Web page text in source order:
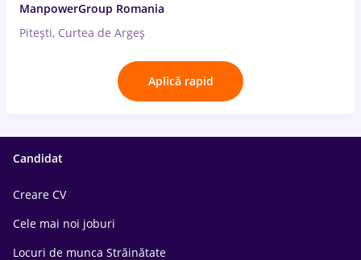
ManpowerGroup Romania
Pitești, Curtea de Argeș
Aplică rapid
Candidat
Creare CV
Cele mai noi joburi
Locuri de munca Străinătate